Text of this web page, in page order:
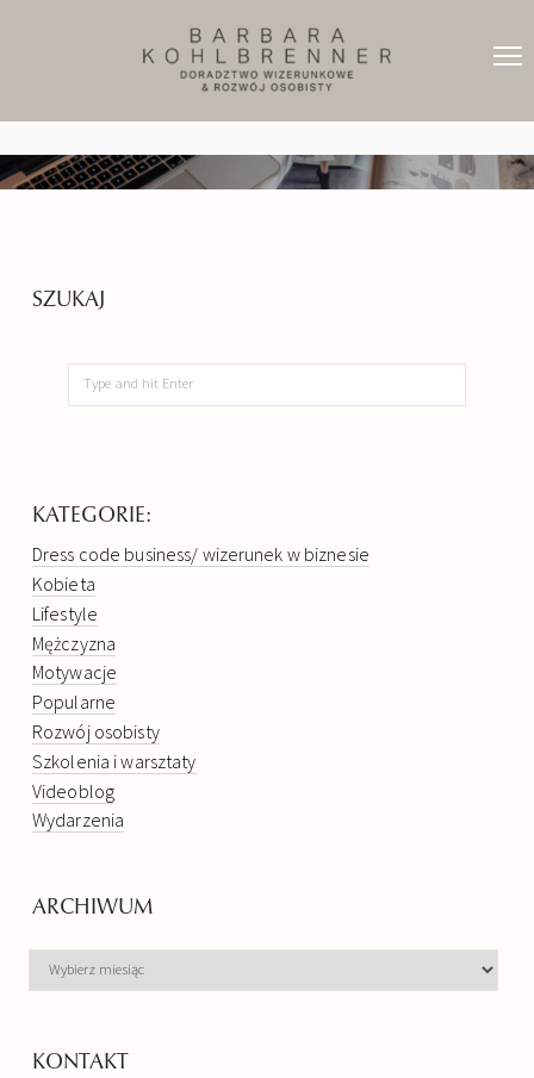
SZUKAJ
KATEGORIE:
Dress code business/ wizerunek w biznesie
Kobieta
Lifestyle
Mężczyzna
Motywacje
Popularne
Rozwój osobisty
Szkolenia i warsztaty
Videoblog
Wydarzenia
ARCHIWUM
KONTAKT